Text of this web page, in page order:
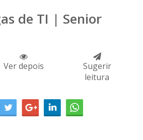
de TI | Senior
Ver depois
Sugerir
leitura